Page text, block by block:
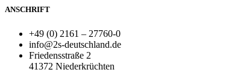
ANSCHRIFT
+49 (0) 2161 – 27760-0
info@2s-deutschland.de
Friedensstraße 2
41372 Niederkrüchten